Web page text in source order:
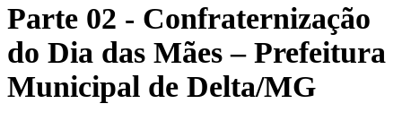
Parte 02 - Confraternização
do Dia das Mães – Prefeitura
Municipal de Delta/MG